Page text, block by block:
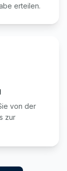
erteilen.
von der
zur